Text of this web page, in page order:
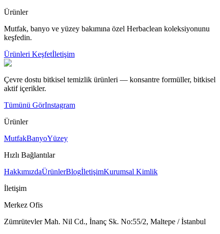
Ürünler
Mutfak, banyo ve yüzey bakımına özel Herbaclean koleksiyonunu
keşfedin.
Ürünleri Keşfetİletişim
Çevre dostu bitkisel temizlik ürünleri — konsantre formüller, bitkisel
aktif içerikler.
Tümünü GörInstagram
Ürünler
MutfakBanyoYüzey
Hızlı Bağlantılar
HakkımızdaÜrünlerBlogİletişimKurumsal Kimlik
İletişim
Merkez Ofis
Zümrütevler Mah. Nil Cd., İnanç Sk. No:55/2, Maltepe / İstanbul